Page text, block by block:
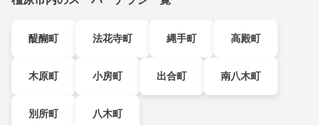
醍醐町 法花寺町 縄手町 高殿町
木原町 小房町 出合町 南八木町
別所町 八木町